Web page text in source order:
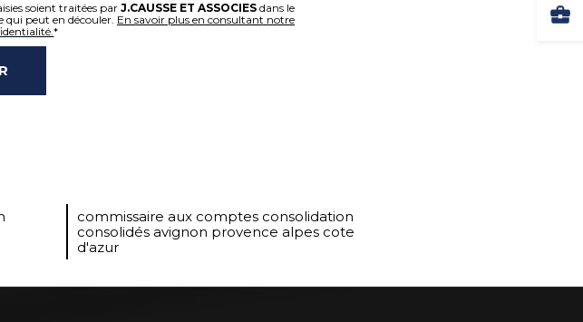
soient traitées par J.CAUSSE ET ASSOCIESdans le
qui peut en découler. En savoir plus en consultant notre
*
commissaire aux comptes consolidation
consolidés avignon provence alpes cote
d'azur
business_center